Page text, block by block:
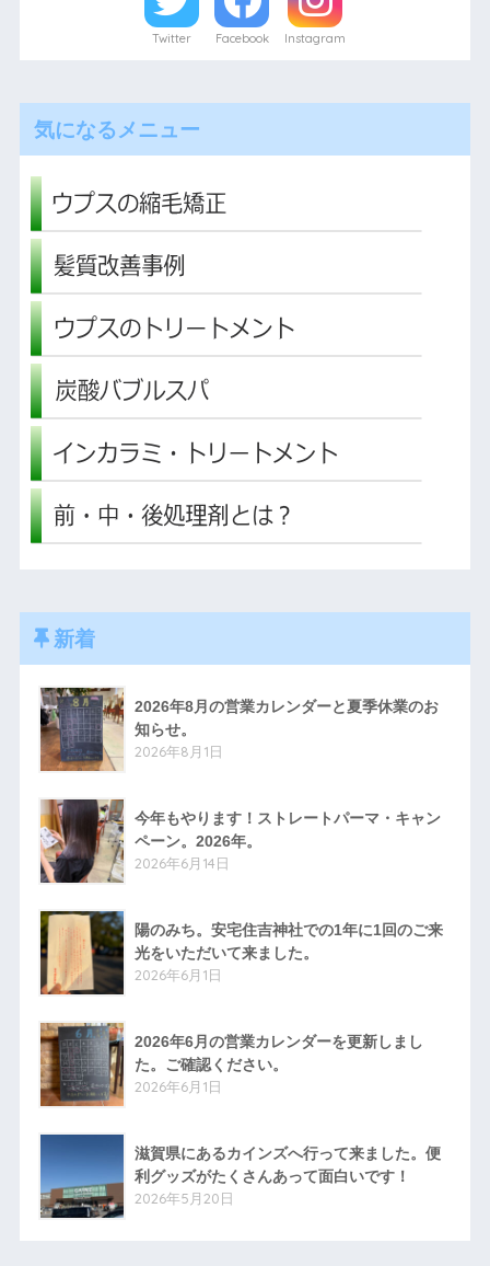
Twitter Facebook Instagram
気になるメニュー
新着
2026年8月の営業カレンダーと夏季休業のお
知らせ。
2026年8月1日
今年もやります！ストレートパーマ・キャン
ペーン。2026年。
2026年6月14日
陽のみち。安宅住吉神社での1年に1回のご来
光をいただいて来ました。
2026年6月1日
2026年6月の営業カレンダーを更新しまし
た。ご確認ください。
2026年6月1日
滋賀県にあるカインズへ行って来ました。便
利グッズがたくさんあって面白いです！
2026年5月20日